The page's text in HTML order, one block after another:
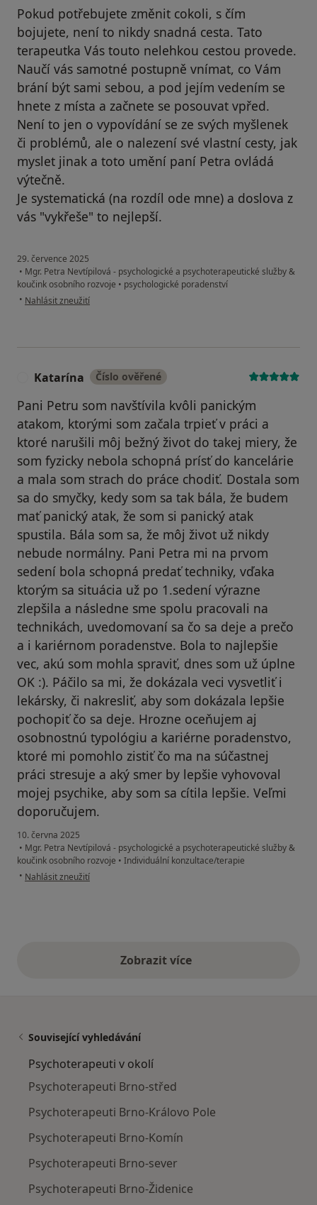
Pokud potřebujete změnit cokoli, s čím
bojujete, není to nikdy snadná cesta. Tato
terapeutka Vás touto nelehkou cestou provede.
Naučí vás samotné postupně vnímat, co Vám
brání být sami sebou, a pod jejím vedením se
hnete z místa a začnete se posouvat vpřed.
Není to jen o vypovídání se ze svých myšlenek
či problémů, ale o nalezení své vlastní cesty, jak
myslet jinak a toto umění paní Petra ovládá
výtečně.
Je systematická (na rozdíl ode mne) a doslova z
vás "vykřeše" to nejlepší.
29. července 2025
• Mgr. Petra Nevtípilová - psychologické a psychoterapeutické služby &
koučink osobního rozvoje • psychologické poradenství
• podle názoru uživatele Váš účet byl odstraněn
Nahlásit zneužití
Katarína Číslo ověřené
Pani Petru som navštívila kvôli panickým
atakom, ktorými som začala trpieť v práci a
ktoré narušili môj bežný život do takej miery, že
som fyzicky nebola schopná prísť do kancelárie
a mala som strach do práce chodiť. Dostala som
sa do smyčky, kedy som sa tak bála, že budem
mať panický atak, že som si panický atak
spustila. Bála som sa, že môj život už nikdy
nebude normálny. Pani Petra mi na prvom
sedení bola schopná predať techniky, vďaka
ktorým sa situácia už po 1.sedení výrazne
zlepšila a následne sme spolu pracovali na
technikách, uvedomovaní sa čo sa deje a prečo
a i kariérnom poradenstve. Bola to najlepšie
vec, akú som mohla spraviť, dnes som už úplne
OK :). Páčilo sa mi, že dokázala veci vysvetliť i
lekársky, či nakresliť, aby som dokázala lepšie
pochopiť čo sa deje. Hrozne oceňujem aj
osobnostnú typológiu a kariérne poradenstvo,
ktoré mi pomohlo zistiť čo ma na súčastnej
práci stresuje a aký smer by lepšie vyhovoval
mojej psychike, aby som sa cítila lepšie. Veľmi
doporučujem.
10. června 2025
• Mgr. Petra Nevtípilová - psychologické a psychoterapeutické služby &
koučink osobního rozvoje • Individuální konzultace/terapie
• podle názoru uživatele Katarína
Nahlásit zneužití
Zobrazit vícevýše uvedené názory
Související vyhledávání
Psychoterapeuti v okolí
Psychoterapeuti Brno-střed
Psychoterapeuti Brno-Královo Pole
Psychoterapeuti Brno-Komín
Psychoterapeuti Brno-sever
Psychoterapeuti Brno-Židenice